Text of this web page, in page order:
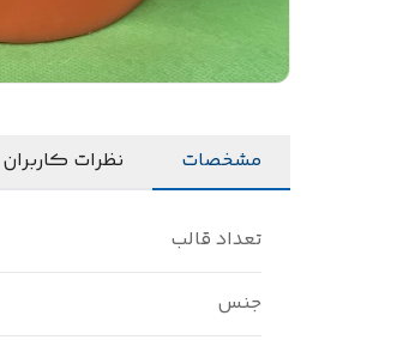
مشخصات نظرات کاربران
تعداد قالب
جنس